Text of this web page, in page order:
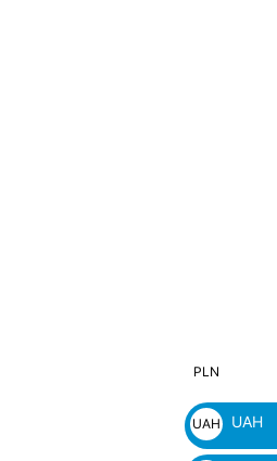
PLN
zł
UAH
₴
UAH